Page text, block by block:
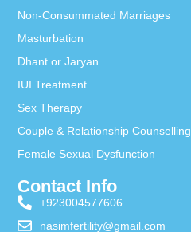
Non-Consummated Marriages
Masturbation
Dhant or Jaryan
IUI Treatment
Sex Therapy
Couple & Relationship Counselling
Female Sexual Dysfunction
Contact Info
+923004577606
nasimfertility@gmail.com